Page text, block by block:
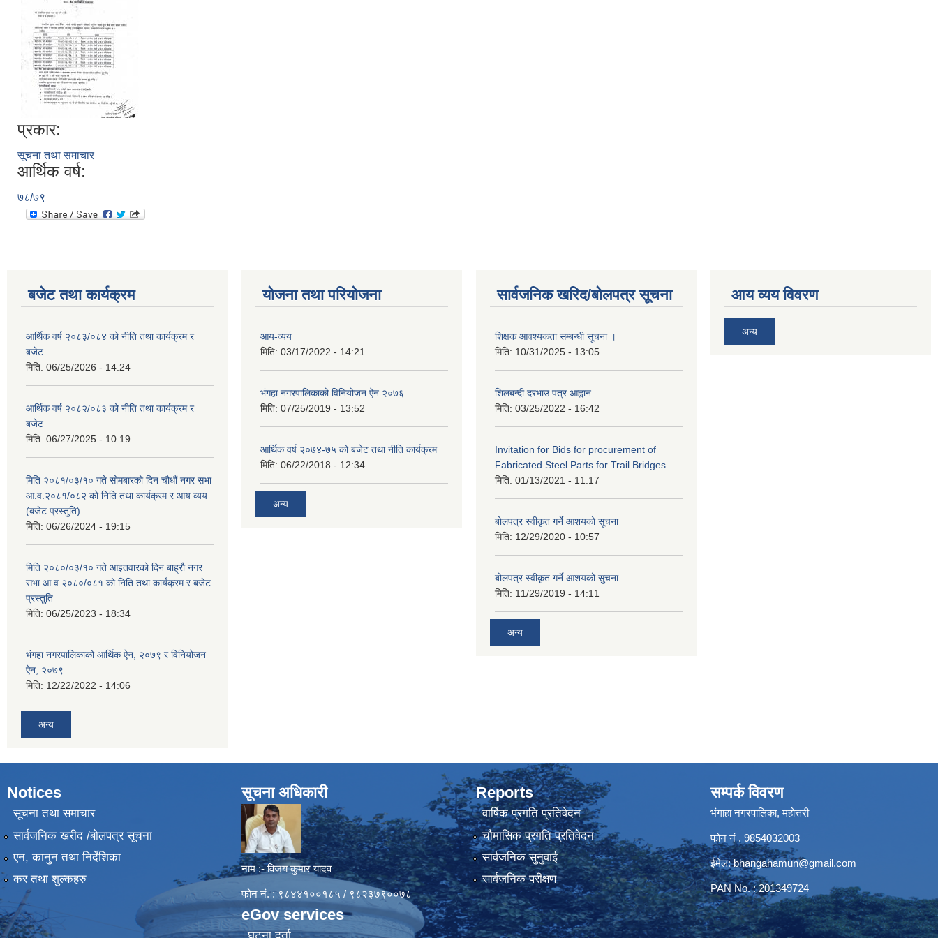
प्रकार:
सूचना तथा समाचार
आर्थिक वर्ष:
७८/७९
बजेट तथा कार्यक्रम
आर्थिक वर्ष २०८३/०८४ को नीति तथा कार्यक्रम र
बजेट
मिति: 06/25/2026 - 14:24
आर्थिक वर्ष २०८२/०८३ को नीति तथा कार्यक्रम र
बजेट
मिति: 06/27/2025 - 10:19
मिति २०८१/०३/१० गते सोमबारको दिन चौधौं नगर सभा
आ.व.२०८१/०८२ को निति तथा कार्यक्रम र आय व्यय
(बजेट प्रस्तुति)
मिति: 06/26/2024 - 19:15
मिति २०८०/०३/१० गते आइतवारको दिन बाह्रौ नगर
सभा आ.व.२०८०/०८१ को निति तथा कार्यक्रम र बजेट
प्रस्तुति
मिति: 06/25/2023 - 18:34
भंगहा नगरपालिकाको आर्थिक ऐन, २०७९ र विनियोजन
ऐन, २०७९
मिति: 12/22/2022 - 14:06
अन्य
योजना तथा परियोजना
आय-व्यय
मिति: 03/17/2022 - 14:21
भंगहा नगरपालिकाको विनियोजन ऐन २०७६
मिति: 07/25/2019 - 13:52
आर्थिक वर्ष २०७४-७५ को बजेट तथा नीति कार्यक्रम
मिति: 06/22/2018 - 12:34
अन्य
सार्वजनिक खरिद/बोलपत्र सूचना
शिक्षक आवश्यकता सम्बन्धी सूचना ।
मिति: 10/31/2025 - 13:05
शिलबन्दी दरभाउ पत्र आह्वान
मिति: 03/25/2022 - 16:42
Invitation for Bids for procurement of
Fabricated Steel Parts for Trail Bridges
मिति: 01/13/2021 - 11:17
बोलपत्र स्वीकृत गर्ने आशयको सूचना
मिति: 12/29/2020 - 10:57
बोलपत्र स्वीकृत गर्ने आशयको सुचना
मिति: 11/29/2019 - 14:11
अन्य
आय व्यय विवरण
अन्य
Notices
सूचना तथा समाचार
सार्वजनिक खरीद /बोलपत्र सूचना
एन, कानुन तथा निर्देशिका
कर तथा शुल्कहरु
सूचना अधिकारी
नाम :- विजय कुमार यादव
फोन नं. : ९८४४१००१८५ / ९८२३७९००७८
eGov services
Reports
वार्षिक प्रगति प्रतिवेदन
चौमासिक प्रगति प्रतिवेदन
सार्वजनिक सुनुवाई
सार्वजनिक परीक्षण
सम्पर्क विवरण
भंगाहा नगरपालिका, महोत्तरी
फोन नं . 9854032003
ईमेल:bhangahamun@gmail.com
PAN No. : 201349724